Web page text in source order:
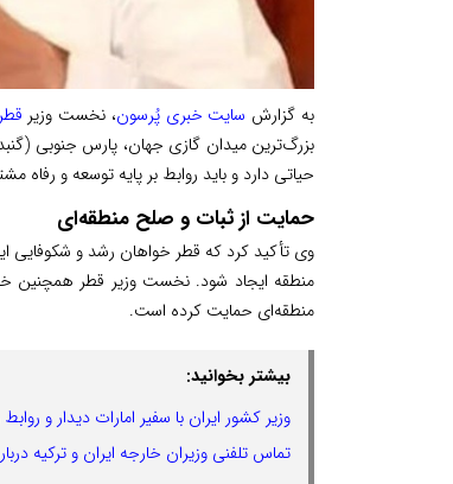
به گزارش سایت خبری پُرسون، نخست وزیر قطر
بزرگ‌ترین میدان گازی جهان، پارس جنوبی
حیاتی دارد و باید روابط بر پایه توسعه و رفاه
حمایت از ثبات و صلح منطقه‌ای
وی تأکید کرد که قطر خواهان رشد و شکوفایی
منطقه ایجاد شود. نخست وزیر قطر همچنین
منطقه‌ای حمایت کرده است.
بیشتر بخوانید:
وزیر کشور ایران با سفیر امارات دیدار و
تماس تلفنی وزیران خارجه ایران و ترکیه